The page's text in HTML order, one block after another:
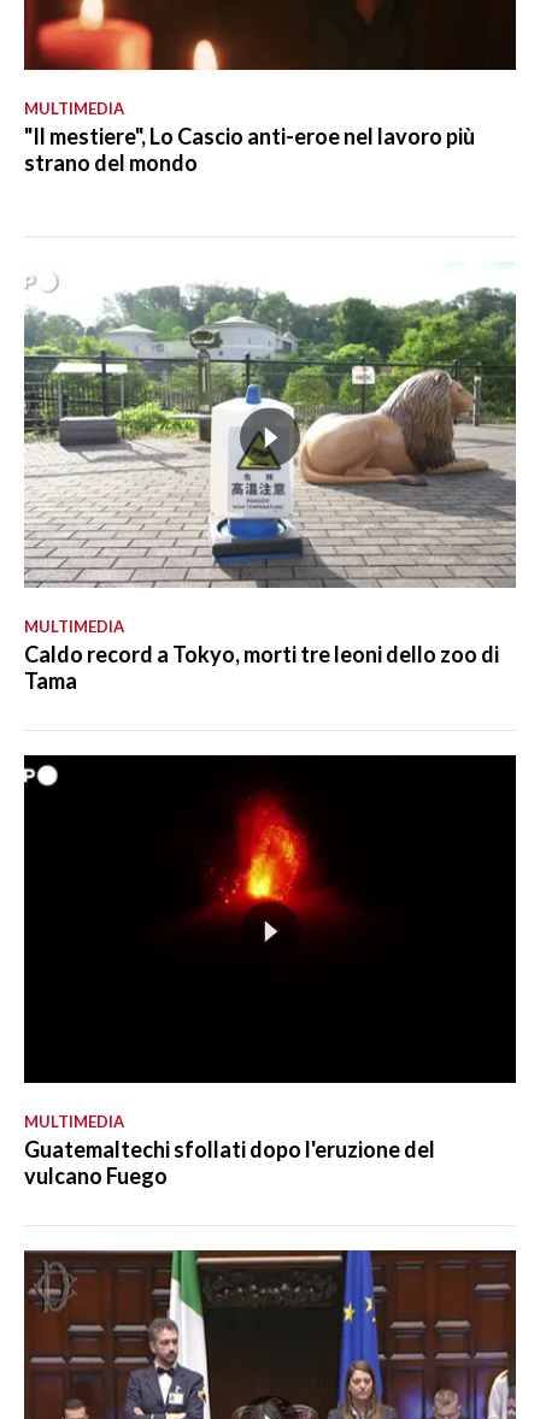
MULTIMEDIA
"Il mestiere", Lo Cascio anti-eroe nel lavoro più
strano del mondo
MULTIMEDIA
Caldo record a Tokyo, morti tre leoni dello zoo di
Tama
MULTIMEDIA
Guatemaltechi sfollati dopo l'eruzione del
vulcano Fuego